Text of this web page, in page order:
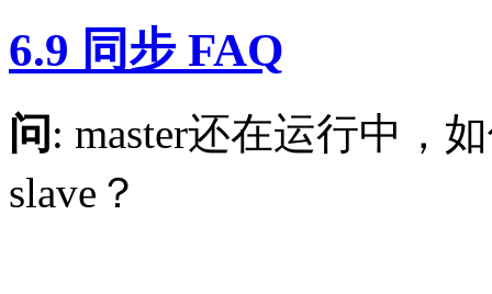
6.9 同步 FAQ
问 : master还在运行中，
slave？